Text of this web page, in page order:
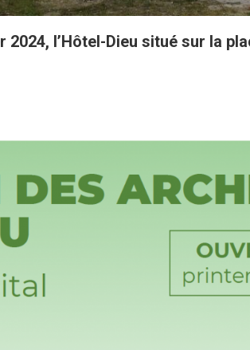
2024, l’Hôtel-Dieu situé sur la